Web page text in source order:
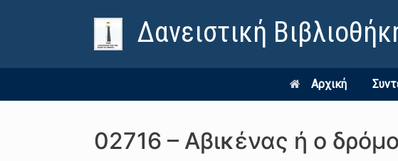
Δανειστική
Αρχική
02716 – Αβικένας ή ο